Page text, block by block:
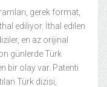
gerek format,
ediliyor. İthal edilen
en az orijinal
günlerde Türk
bir olay var. Patenti
Türk dizisi,